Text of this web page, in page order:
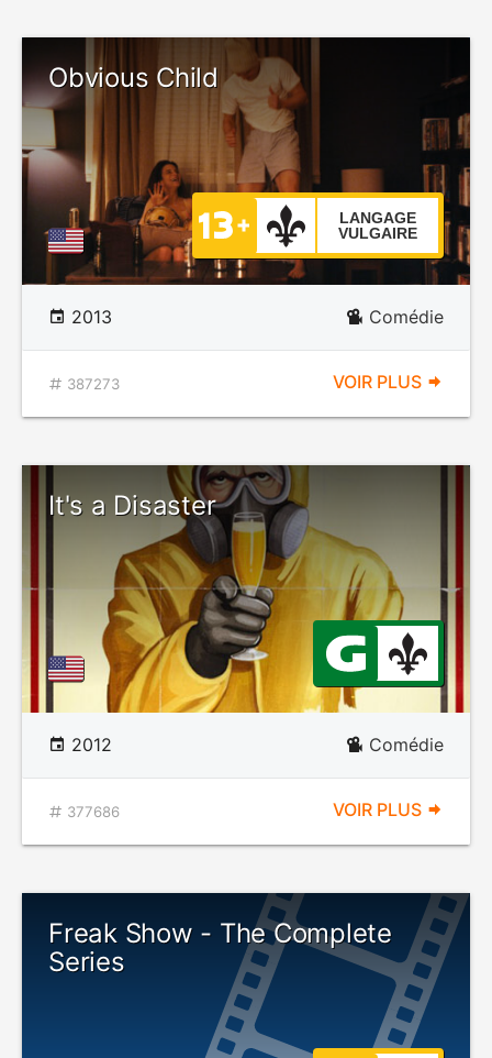
Obvious Child
LANGAGE
VULGAIRE
2013 Comédie
387273 VOIR PLUS
It's a Disaster
2012 Comédie
377686 VOIR PLUS
Freak Show - The Complete
Series